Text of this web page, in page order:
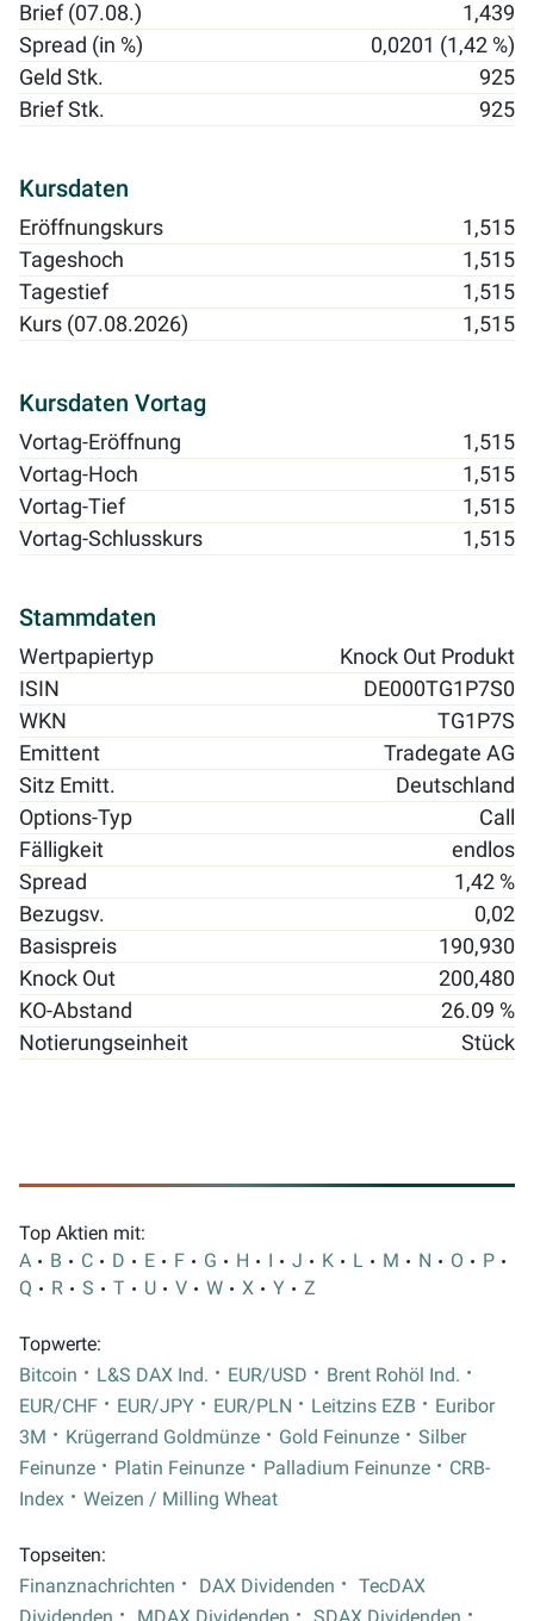
Brief (07.08.)
1,439
Spread (in %)
0,0201 (1,42 %)
Geld Stk.
925
Brief Stk.
925
Kursdaten
Eröffnungskurs
1,515
Tageshoch
1,515
Tagestief
1,515
Kurs (07.08.2026)
1,515
Kursdaten Vortag
Vortag-Eröffnung
1,515
Vortag-Hoch
1,515
Vortag-Tief
1,515
Vortag-Schlusskurs
1,515
Stammdaten
Wertpapiertyp
Knock Out Produkt
ISIN
DE000TG1P7S0
WKN
TG1P7S
Emittent
Tradegate AG
Sitz Emitt.
Deutschland
Options-Typ
Call
Fälligkeit
endlos
Spread
1,42 %
Bezugsv.
0,02
Basispreis
190,930
Knock Out
200,480
KO-Abstand
26.09 %
Notierungseinheit
Stück
Top Aktien mit:
A
B C D E F G H I J K L M N O
P
Q
R S T U V W X Y Z
Topwerte:
Bitcoin
L&S DAX Ind. EUR/USD
Brent Rohöl Ind.
EUR/CHF
EUR/JPY EUR/PLN Leitzins EZB
Euribor
3M
Krügerrand Goldmünze Gold Feinunze
Silber
Feinunze
Platin Feinunze Palladium Feinunze
CRB-
Index
Weizen / Milling Wheat
Topseiten:
Finanznachrichten
DAX Dividenden
TecDAX